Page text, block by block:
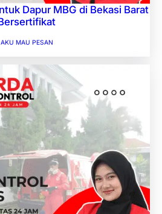
Dapur MBG di Bekasi Barat
AKU MAU PESAN